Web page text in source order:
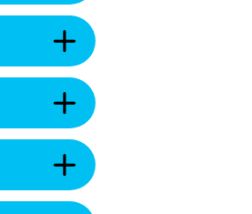
開
く
開
開
く
ー
プ
ン
デ
ー
タ・
統
計
報
を
く
町
民
の
声・
広
聴
開
く
条
例・
規
則
等
を
計
画・
戦